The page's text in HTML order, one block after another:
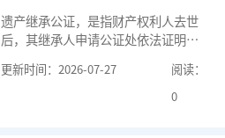
京婚前财产公证机构？了解这些不仅
有利于我们根
遗产继承公证，是指财产权利人去世
后，其继承人申请公证处依法证明继
的证明活动。通过公证，继承人可以
拿着享有继承权的公证书办理遗产过
更新时间：2026-07-27
阅读：
0